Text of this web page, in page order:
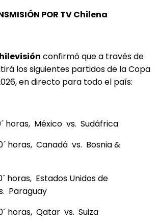
POR TV Chilena
confirmó que a través de
los siguientes partidos de la Copa
en directo para todo el país:
horas, México vs. Sudáfrica
horas, Canadá vs. Bosnia &
horas, Estados Unidos de
Paraguay
horas, Qatar vs. Suiza